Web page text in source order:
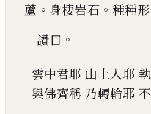
蘆 。 身棲岩石 。 種種形
讚曰 。
雲中君耶 山上人耶
與佛齊稱 乃轉輪耶